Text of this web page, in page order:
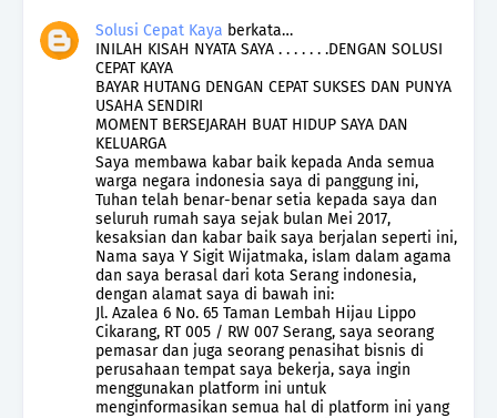
Solusi Cepat Kaya berkata…
INILAH KISAH NYATA SAYA . . . . . . .DENGAN SOLUSI
CEPAT KAYA
BAYAR HUTANG DENGAN CEPAT SUKSES DAN PUNYA
USAHA SENDIRI
MOMENT BERSEJARAH BUAT HIDUP SAYA DAN
KELUARGA
Saya membawa kabar baik kepada Anda semua
warga negara indonesia saya di panggung ini,
Tuhan telah benar-benar setia kepada saya dan
seluruh rumah saya sejak bulan Mei 2017,
kesaksian dan kabar baik saya berjalan seperti ini,
Nama saya Y Sigit Wijatmaka, islam dalam agama
dan saya berasal dari kota Serang indonesia,
dengan alamat saya di bawah ini:
Jl. Azalea 6 No. 65 Taman Lembah Hijau Lippo
Cikarang, RT 005 / RW 007 Serang, saya seorang
pemasar dan juga seorang penasihat bisnis di
perusahaan tempat saya bekerja, saya ingin
menggunakan platform ini untuk
menginformasikan semua hal di platform ini yang